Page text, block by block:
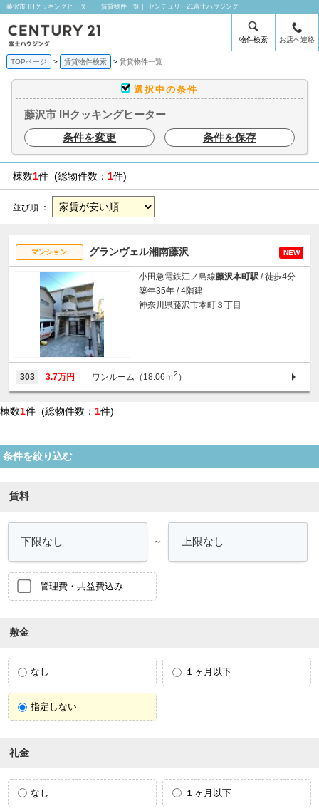
藤沢市 IHクッキングヒーター ｜賃貸物件一覧｜ センチュリー21富士ハウジング
物件検索 お店へ連絡
TOPページ 賃貸物件検索 賃貸物件一覧
選択中の条件
藤沢市 IHクッキングヒーター
条件を変更
条件を保存
棟数1件 (総物件数： 1件)
並び順 ：
マンション グランヴェル湘南藤沢 NEW
小田急電鉄江ノ島線藤沢本町駅 / 徒歩4分
築年35年 / 4階建
神奈川県藤沢市本町３丁目
303 3.7万円 ワンルーム（18.06ｍ2 ）
棟数1件 (総物件数： 1件)
条件を絞り込む
賃料
～
管理費・共益費込み
敷金
なし １ヶ月以下
指定しない
礼金
なし １ヶ月以下